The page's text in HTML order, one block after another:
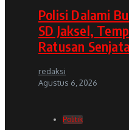
Polisi Dalami
SD Jaksel,
Ratusan
redaksi
Agustus 6, 2026
Politik